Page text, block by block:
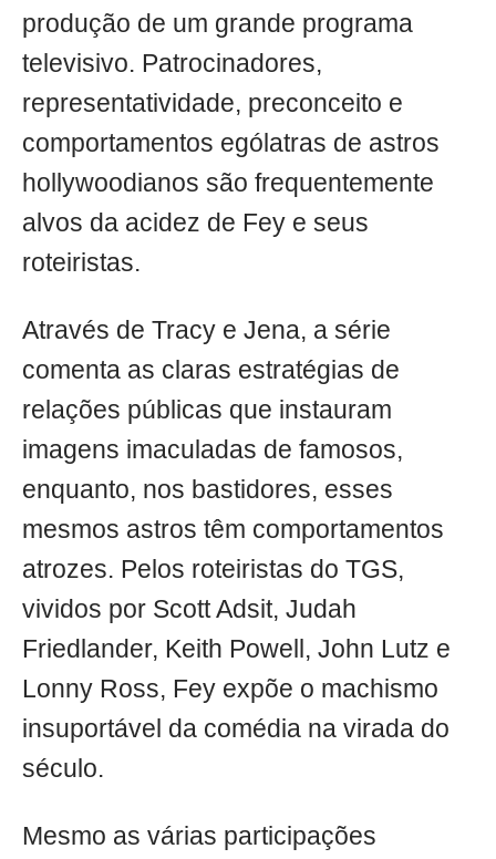
produção de um grande programa
televisivo. Patrocinadores,
representatividade, preconceito e
comportamentos ególatras de astros
hollywoodianos são frequentemente
alvos da acidez de Fey e seus
roteiristas.
Através de Tracy e Jena, a série
comenta as claras estratégias de
relações públicas que instauram
imagens imaculadas de famosos,
enquanto, nos bastidores, esses
mesmos astros têm comportamentos
atrozes. Pelos roteiristas do TGS,
vividos por Scott Adsit, Judah
Friedlander, Keith Powell, John Lutz e
Lonny Ross, Fey expõe o machismo
insuportável da comédia na virada do
século.
Mesmo as várias participações